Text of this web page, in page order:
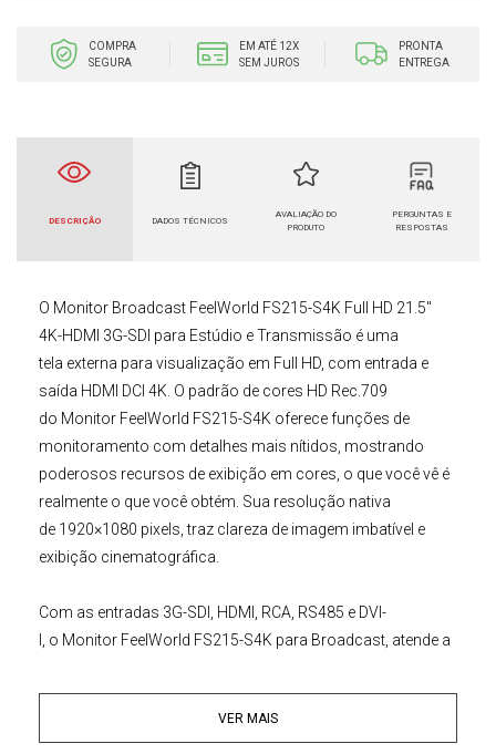
COMPRA
SEGURA
EM ATÉ 12X
SEM JUROS
PRONTA
ENTREGA
DESCRIÇÃO DADOS TÉCNICOS
AVALIAÇÃO DO
PRODUTO
PERGUNTAS E
RESPOSTAS
O Monitor Broadcast FeelWorld FS215-S4K Full HD 21.5"
4K-HDMI 3G-SDI para Estúdio e Transmissão é uma
tela externa para visualização em Full HD, com entrada e
saída HDMI DCI 4K. O padrão de cores HD Rec.709
do Monitor FeelWorld FS215-S4K oferece funções de
monitoramento com detalhes mais nítidos, mostrando
poderosos recursos de exibição em cores, o que você vê é
realmente o que você obtém. Sua resolução nativa
de 1920×1080 pixels, traz clareza de imagem imbatível e
exibição cinematográfica.
Com as entradas 3G-SDI, HDMI, RCA, RS485 e DVI-
I, o Monitor FeelWorld FS215-S4K para Broadcast , atende a
Filmadoras, consoles de jogos, computadores e outros
equipamentos. Ao mesmo tempo, ele também pode enviar
VER MAIS